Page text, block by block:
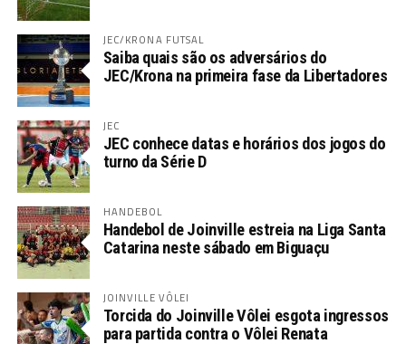
JEC/KRONA FUTSAL
Saiba quais são os adversários do
JEC/Krona na primeira fase da Libertadores
JEC
JEC conhece datas e horários dos jogos do
turno da Série D
HANDEBOL
Handebol de Joinville estreia na Liga Santa
Catarina neste sábado em Biguaçu
JOINVILLE VÔLEI
Torcida do Joinville Vôlei esgota ingressos
para partida contra o Vôlei Renata